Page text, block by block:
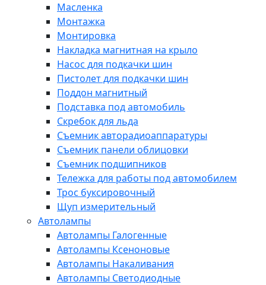
Масленка
Монтажка
Монтировка
Накладка магнитная на крыло
Насос для подкачки шин
Пистолет для подкачки шин
Поддон магнитный
Подставка под автомобиль
Скребок для льда
Съемник авторадиоаппаратуры
Съемник панели облицовки
Съемник подшипников
Тележка для работы под автомобилем
Трос буксировочный
Щуп измерительный
Автолампы
Автолампы Галогенные
Автолампы Ксеноновые
Автолампы Накаливания
Автолампы Светодиодные